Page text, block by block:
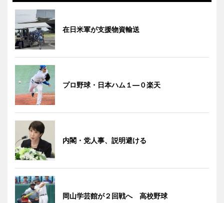
在日米軍が支援物資輸送
プロ野球・日本ハム１―０楽天
内閣・党人事、説明避ける
岡山学芸館が２回戦へ 高校野球